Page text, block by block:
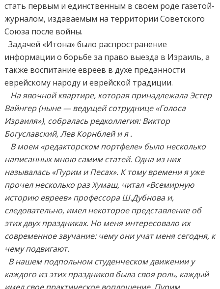
стать первым и единственным в своем роде газетой-
журналом, издаваемым на территории Советского
Союза после войны.
Задачей «Итона» было распространение
информации о борьбе за право выезда в Израиль, а
также воспитание евреев в духе преданности
еврейскому народу и еврейской традиции.
На явочной квартире, которая принадлежала Эстер
Вайнгер (ныне — ведущей сотруднице «Голоса
Израиля»), собралась редколлегия: Виктор
Богуславский, Лев Корнблей и я .
В моем «редакторском портфеле» было несколько
написанных мною самим статей. Одна из них
называлась «Пурим и Песах». К тому времени я уже
прочел несколько раз Хумаш, читал «Всемирную
историю евреев» профессора Ш.Дубнова и,
следовательно, имел некоторое представление об
этих двух праздниках. Но меня интересовало их
современное звучание: чему они учат меня сегодня, к
чему подвигают.
В нашем подпольном студенческом движении у
каждого из этих праздников была своя роль, каждый